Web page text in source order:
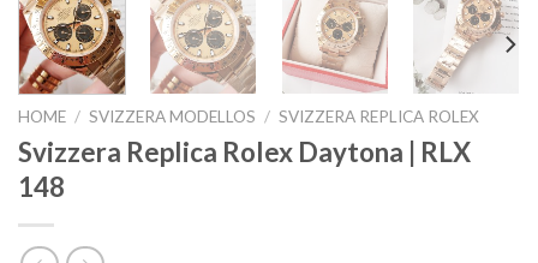
HOME / SVIZZERA MODELLOS / SVIZZERA REPLICA ROLEX
Svizzera Replica Rolex Daytona | RLX
148